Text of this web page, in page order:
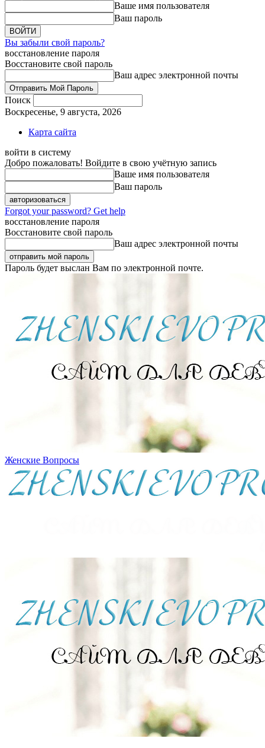
Ваше имя пользователя
Ваш пароль
Вы забыли свой пароль?
восстановление пароля
Восстановите свой пароль
Ваш адрес электронной почты
Поиск
Воскресенье, 9 августа, 2026
Карта сайта
войти в систему
Добро пожаловать! Войдите в свою учётную запись
Ваше имя пользователя
Ваш пароль
Forgot your password? Get help
восстановление пароля
Восстановите свой пароль
Ваш адрес электронной почты
Пароль будет выслан Вам по электронной почте.
Женские Вопросы